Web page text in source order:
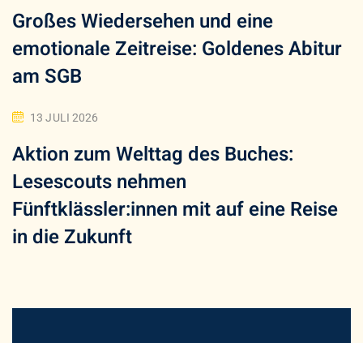
Großes Wiedersehen und eine
emotionale Zeitreise: Goldenes Abitur
am SGB
13 JULI 2026
Aktion zum Welttag des Buches:
Lesescouts nehmen
Fünftklässler:innen mit auf eine Reise
in die Zukunft